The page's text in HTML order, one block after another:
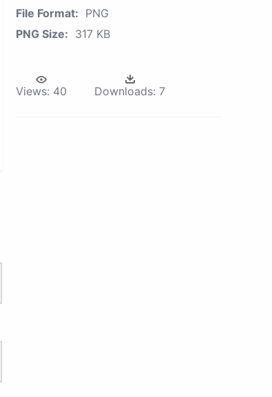
File Format: PNG
PNG Size: 317 KB
Views: 40 Downloads: 7